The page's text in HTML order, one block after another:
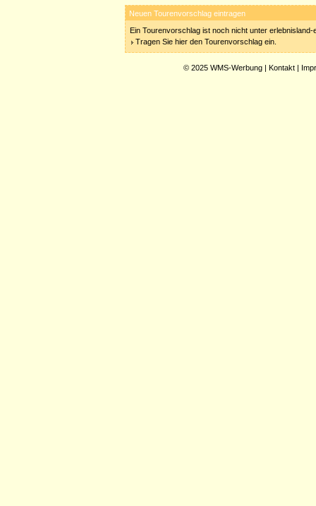
Neuen Tourenvorschlag eintragen
Ein Tourenvorschlag ist noch nicht unter
Tragen Sie hier den Tourenvorschlag ein.
© 2025 WMS-Werbung | Kontakt |